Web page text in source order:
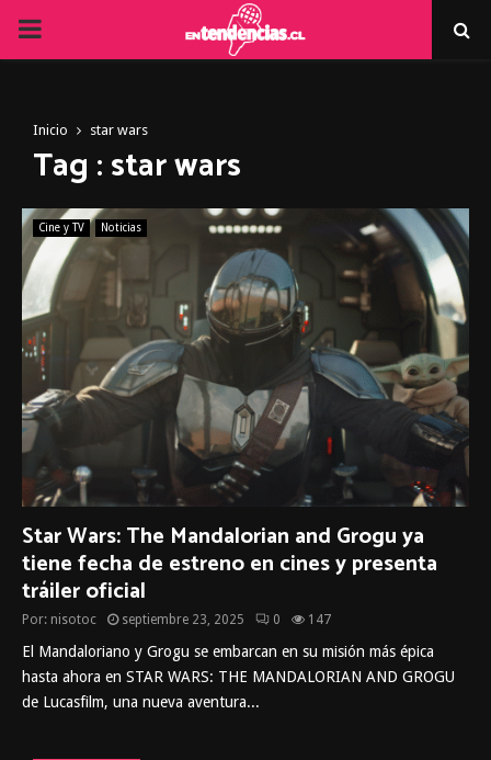
PRIMARY
Inicio star wars
Tag : star wars
Cine y TV Noticias
Star Wars: The Mandalorian and Grogu ya
tiene fecha de estreno en cines y presenta
tráiler oficial
Por: nisotoc septiembre 23, 2025 0 147
El Mandaloriano y Grogu se embarcan en su misión más épica
hasta ahora en STAR WARS: THE MANDALORIAN AND GROGU
de Lucasfilm, una nueva aventura...